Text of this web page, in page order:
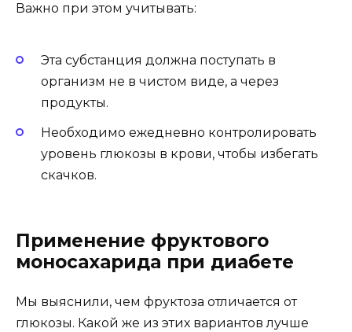
Важно при этом учитывать:
Эта субстанция должна поступать в
организм не в чистом виде, а через
продукты.
Необходимо ежедневно контролировать
уровень глюкозы в крови, чтобы избегать
скачков.
Применение фруктового
моносахарида при диабете
Мы выяснили, чем фруктоза отличается от
глюкозы. Какой же из этих вариантов лучше